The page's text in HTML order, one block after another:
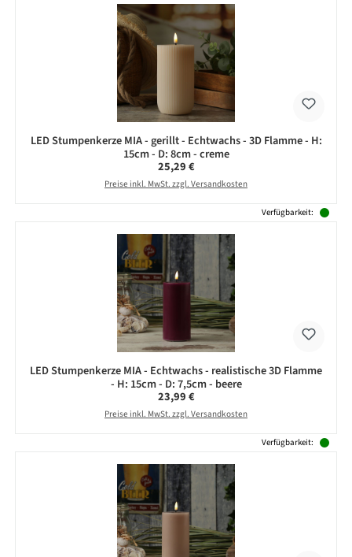
LED Stumpenkerze MIA - gerillt - Echtwachs - 3D Flamme - H:
15cm - D: 8cm - creme
Regulärer Preis:
25,29 €
Preise inkl. MwSt. zzgl. Versandkosten
Verfügbarkeit:
LED Stumpenkerze MIA - Echtwachs - realistische 3D Flamme
- H: 15cm - D: 7,5cm - beere
Regulärer Preis:
23,99 €
Preise inkl. MwSt. zzgl. Versandkosten
Verfügbarkeit: